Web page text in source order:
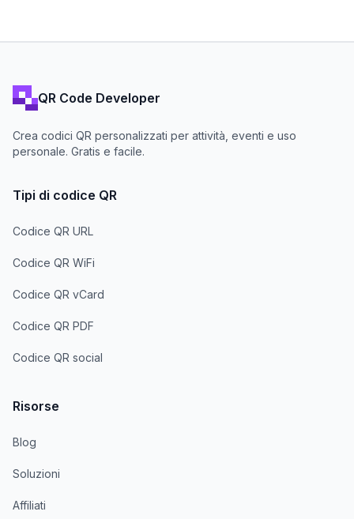
QR Code Developer
Crea codici QR personalizzati per attività, eventi e uso
personale. Gratis e facile.
Tipi di codice QR
Codice QR URL
Codice QR WiFi
Codice QR vCard
Codice QR PDF
Codice QR social
Risorse
Blog
Soluzioni
Affiliati